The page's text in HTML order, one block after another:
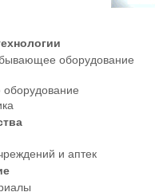
оборудование
оборудование
и аптек